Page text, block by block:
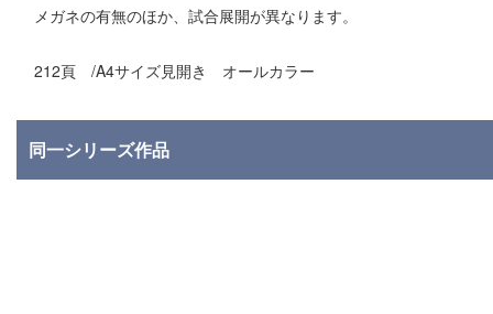
メガネの有無のほか、試合展開が異なります。
212頁 /A4サイズ見開き オールカラー
同一シリーズ作品